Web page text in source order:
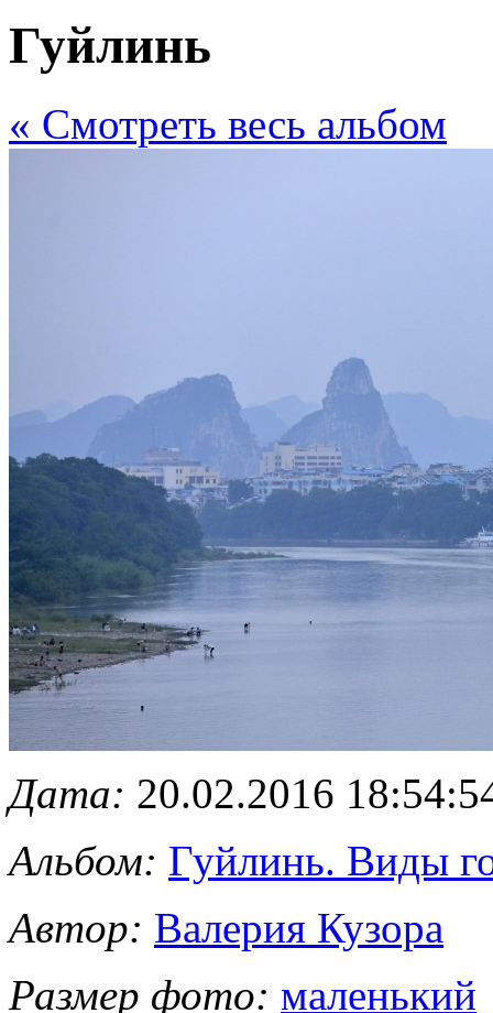
Гуйлинь
« Cмотреть весь альбом
Дата: 20.02.2016
Альбом: Гуйлинь. Виды
Автор: Валерия Кузора
Размер фото: маленький